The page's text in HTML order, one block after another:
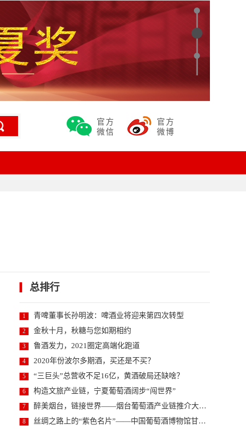
官方
微信
官方
微博
总排行
1 青啤董事长孙明波：啤酒业将迎来第四次转型
2 金秋十月，秋糖与您如期相约
3 鲁酒发力，2021圈定高端化跑道
4 2020年份波尔多期酒，买还是不买？
5 “三巨头”总营收不足16亿，黄酒破局还缺啥？
6 构造文旅产业链，宁夏葡萄酒阔步“闯世界”
7 醉美烟台，链接世界——烟台葡萄酒产业链推介大会暨2...
8 丝绸之路上的“紫色名片”——中国葡萄酒博物馆甘肃河...